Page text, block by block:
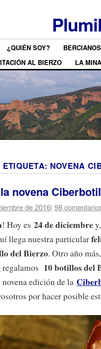
¿QUIÉN SOY?
AL BIERZO
LA MINA
NOVENA
novena
de 2016| 98
! Hoy es 24 de diciembre
llega nuestra particular
del Bierzo. Otro año
regalamos 10 botillos del
novena edición de la
por hacer posible